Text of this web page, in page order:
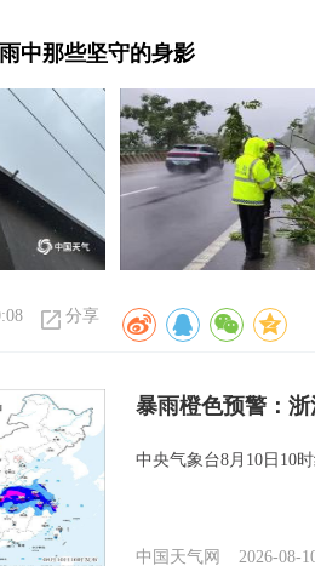
中那些坚守的身影
分享
暴雨橙色预警：
中央气象台8月10日10
中国天气网 2026-08-